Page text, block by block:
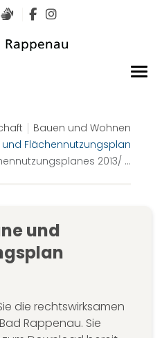
Sprache
Gebärdensprachen
Bauen und Wohnen
Flächennutzungsplan
2013/ ...
und
die rechtswirksamen
Rappenau. Sie